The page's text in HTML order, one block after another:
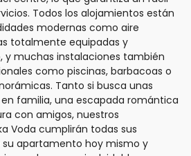
Todos los alojamientos están
modernas como aire
totalmente equipadas y
y muchas instalaciones también
como piscinas, barbacoas o
Tanto si busca unas
familia, una escapada romántica
con amigos, nuestros
Voda cumplirán todas sus
su apartamento hoy mismo y